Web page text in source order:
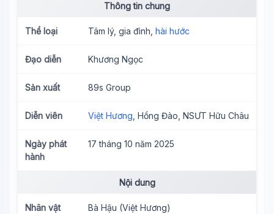
Thông tin chung
Thể loại Tâm lý, gia đình, hài hước
Đạo diễn Khương Ngọc
Sản xuất 89s Group
Diễn viên Việt Hương , Hồng Đào, NSƯT Hữu Châu
Ngày phát
hành
17 tháng 10 năm 2025
Nội dung
Nhân vật
Bà Hậu (Việt Hương)